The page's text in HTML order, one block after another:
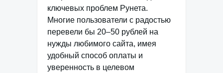
ключевых проблем Рунета.
Многие пользователи с радостью
перевели бы 20–50 рублей на
нужды любимого сайта, имея
удобный способ оплаты и
уверенность в целевом